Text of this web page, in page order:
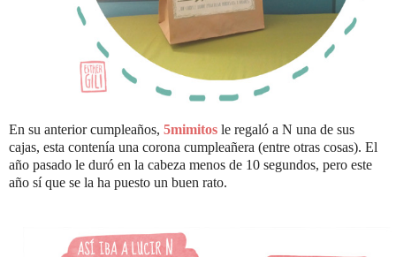
En su anterior cumpleaños, 5mimitos le regaló a N una de sus
cajas, esta contenía una corona cumpleañera (entre otras cosas). El
año pasado le duró en la cabeza menos de 10 segundos, pero este
año sí que se la ha puesto un buen rato.